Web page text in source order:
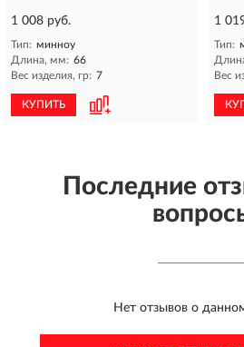
1 008 руб.
Тип: минноу
Длина, мм: 66
Вес изделия, гр: 7
КУПИТЬ
1
Тип:
Вес
Последние
Нет отзывов о